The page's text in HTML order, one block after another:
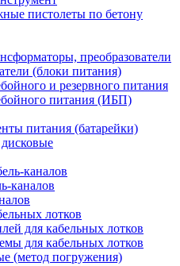
пистолеты по бетону
преобразователи
(блоки питания)
и резервного питания
питания (ИБП)
питания (батарейки)
каналов
каналов
лотков
для кабельных лотков
для кабельных лотков
(метод погружения)